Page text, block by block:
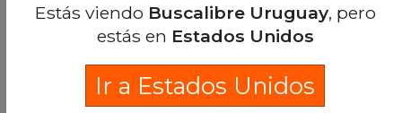
Estás viendo Buscalibre Uruguay, pero
estás en Estados Unidos
Ir a Estados Unidos